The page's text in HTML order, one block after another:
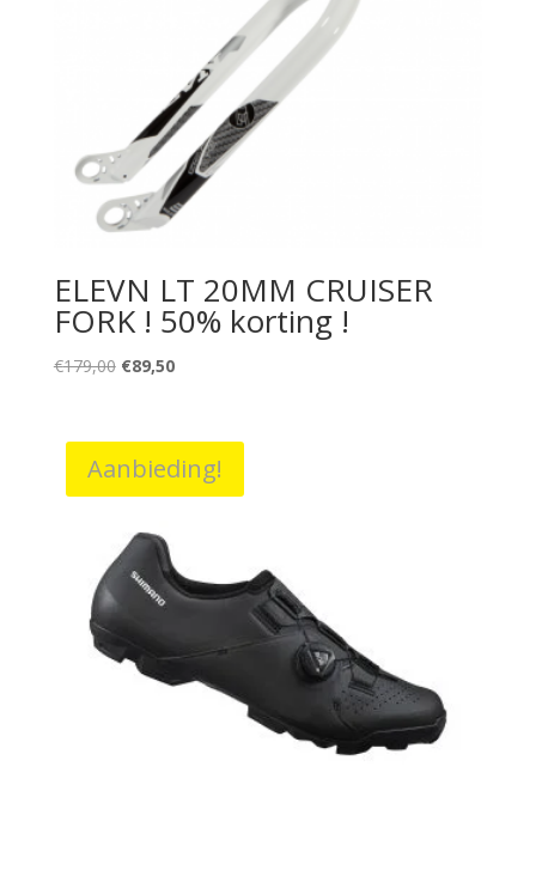
ELEVN LT 20MM CRUISER
FORK ! 50% korting !
€179,00 Oorspronkelijke
€179,00.
€89,50Huidige
€89,50.
Aanbieding!